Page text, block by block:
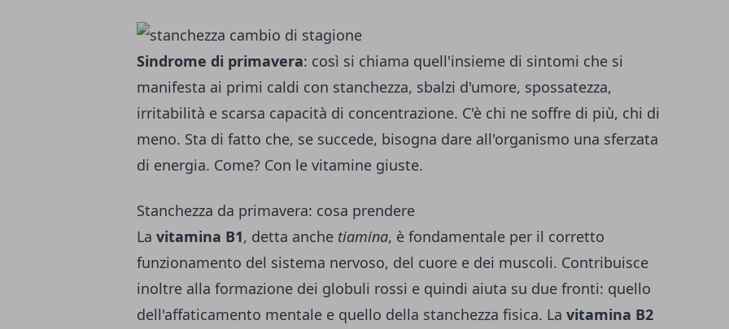
Sindrome di primavera: così si chiama quell'insieme di sintomi che si
manifesta ai primi caldi con stanchezza, sbalzi d'umore, spossatezza,
irritabilità e scarsa capacità di concentrazione. C'è chi ne soffre di più, chi di
meno. Sta di fatto che, se succede, bisogna dare all'organismo una sferzata
di energia. Come? Con le vitamine giuste.
Stanchezza da primavera: cosa prendere
La vitamina B1, detta anche tiamina, è fondamentale per il corretto
funzionamento del sistema nervoso, del cuore e dei muscoli. Contribuisce
inoltre alla formazione dei globuli rossi e quindi aiuta su due fronti: quello
dell'affaticamento mentale e quello della stanchezza fisica. La vitamina B2